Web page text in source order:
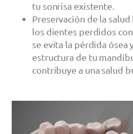
tu sonrisa existente.
Preservación de la
los dientes perdidos
se evita la pérdida ósea
estructura de tu
contribuye a una salud